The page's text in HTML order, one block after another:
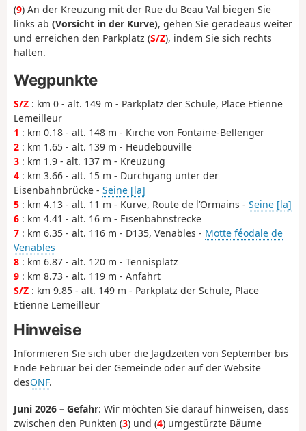
(9) An der Kreuzung mit der Rue du Beau Val biegen Sie
links ab (Vorsicht in der Kurve), gehen Sie geradeaus weiter
und erreichen den Parkplatz (S/Z), indem Sie sich rechts
halten.
Wegpunkte
S/Z : km 0 - alt. 149 m - Parkplatz der Schule, Place Etienne
Lemeilleur
1 : km 0.18 - alt. 148 m - Kirche von Fontaine-Bellenger
2 : km 1.65 - alt. 139 m - Heudebouville
3 : km 1.9 - alt. 137 m - Kreuzung
4 : km 3.66 - alt. 15 m - Durchgang unter der
Eisenbahnbrücke - Seine [la]
5 : km 4.13 - alt. 11 m - Kurve, Route de l’Ormains - Seine [la]
6 : km 4.41 - alt. 16 m - Eisenbahnstrecke
7 : km 6.35 - alt. 116 m - D135, Venables - Motte féodale de
Venables
8 : km 6.87 - alt. 120 m - Tennisplatz
9 : km 8.73 - alt. 119 m - Anfahrt
S/Z : km 9.85 - alt. 149 m - Parkplatz der Schule, Place
Etienne Lemeilleur
Hinweise
Informieren Sie sich über die Jagdzeiten von September bis
Ende Februar bei der Gemeinde oder auf der Website
desONF.
Juni 2026 – Gefahr: Wir möchten Sie darauf hinweisen, dass
zwischen den Punkten (3) und (4) umgestürzte Bäume